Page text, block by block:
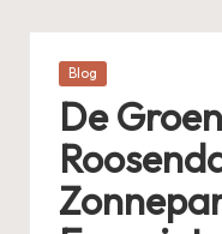
Posted
Blog
De